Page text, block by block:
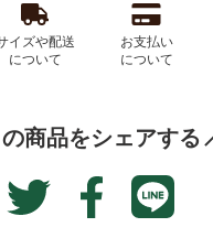
イズや配送
について
お支払い
について
商品をシェアする
TwitterFacebook